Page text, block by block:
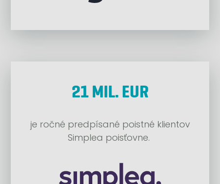
21 MIL. EUR
je ročné predpísané poistné klientov
Simplea poisťovne.